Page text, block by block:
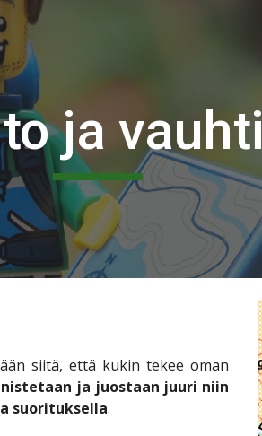
ja vauhti
siitä, että kukin tekee oman
ja juostaan juuri niin
suorituksella.